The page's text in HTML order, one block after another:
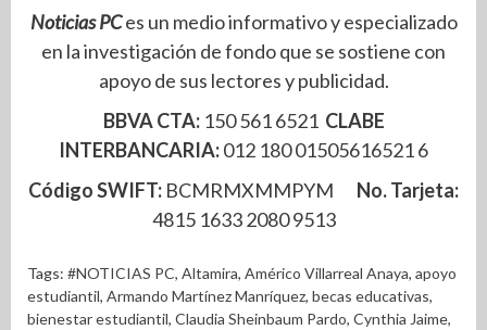
Noticias PCes un medio informativo y especializado
en la investigación de fondo que se sostiene con
apoyo de sus lectores y publicidad.
BBVA CTA: 150 561 6521 CLABE
INTERBANCARIA:012 180 01505616521 6
Código SWIFT: BCMRMXMMPYM No. Tarjeta:
4815 1633 2080 9513
Tags: #NOTICIAS PC, Altamira, Américo Villarreal Anaya, apoyo
estudiantil, Armando Martínez Manríquez, becas educativas,
bienestar estudiantil, Claudia Sheinbaum Pardo, Cynthia Jaime,